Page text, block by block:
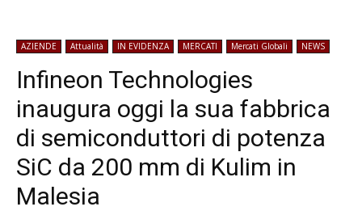
AZIENDE Attualità IN EVIDENZA MERCATI Mercati Globali NEWS
Infineon Technologies
inaugura oggi la sua fabbrica
di semiconduttori di potenza
SiC da 200 mm di Kulim in
Malesia